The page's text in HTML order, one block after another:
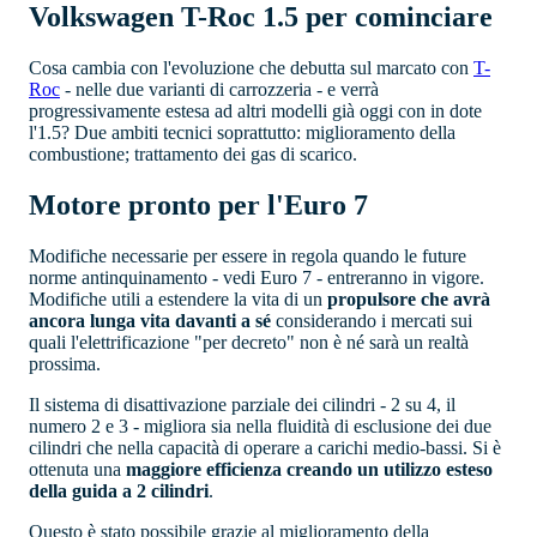
Volkswagen T-Roc 1.5 per cominciare
Cosa cambia con l'evoluzione che debutta sul marcato con T-
Roc - nelle due varianti di carrozzeria - e verrà
progressivamente estesa ad altri modelli già oggi con in dote
l'1.5? Due ambiti tecnici soprattutto: miglioramento della
combustione; trattamento dei gas di scarico.
Motore pronto per l'Euro 7
Modifiche necessarie per essere in regola quando le future
norme antinquinamento - vedi Euro 7 - entreranno in vigore.
Modifiche utili a estendere la vita di un propulsore che avrà
ancora lunga vita davanti a sé considerando i mercati sui
quali l'elettrificazione "per decreto" non è né sarà un realtà
prossima.
Il sistema di disattivazione parziale dei cilindri - 2 su 4, il
numero 2 e 3 - migliora sia nella fluidità di esclusione dei due
cilindri che nella capacità di operare a carichi medio-bassi. Si è
ottenuta una maggiore efficienza creando un utilizzo esteso
della guida a 2 cilindri.
Questo è stato possibile grazie al miglioramento della